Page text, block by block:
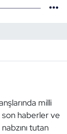
milli
son haberler ve
tutan